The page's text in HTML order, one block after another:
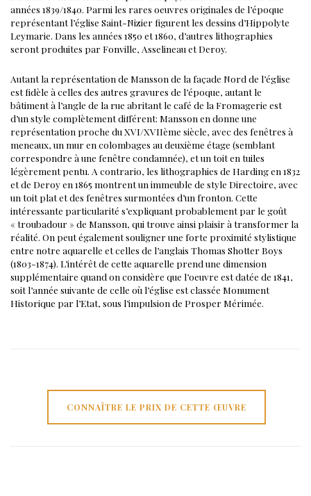
années 1839/1840. Parmi les rares oeuvres originales de l’époque
représentant l’église Saint-Nizier figurent les dessins d’Hippolyte
Leymarie. Dans les années 1850 et 1860, d’autres lithographies
seront produites par Fonville, Asselineau et Deroy.
Autant la représentation de Mansson de la façade Nord de l’église
est fidèle à celles des autres gravures de l’époque, autant le
bâtiment à l’angle de la rue abritant le café de la Fromagerie est
d’un style complètement différent: Mansson en donne une
représentation proche du XVI/XVIIème siècle, avec des fenêtres à
meneaux, un mur en colombages au deuxième étage (semblant
correspondre à une fenêtre condamnée), et un toit en tuiles
légèrement pentu. A contrario, les lithographies de Harding en 1832
et de Deroy en 1865 montrent un immeuble de style Directoire, avec
un toit plat et des fenêtres surmontées d’un fronton. Cette
intéressante particularité s’expliquant probablement par le goût
« troubadour » de Mansson, qui trouve ainsi plaisir à transformer la
réalité. On peut également souligner une forte proximité stylistique
entre notre aquarelle et celles de l’anglais Thomas Shotter Boys
(1803-1874). L’intérêt de cette aquarelle prend une dimension
supplémentaire quand on considère que l’oeuvre est datée de 1841,
soit l’année suivante de celle où l’église est classée Monument
Historique par l’Etat, sous l’impulsion de Prosper Mérimée.
CONNAÎTRE LE PRIX DE CETTE ŒUVRE